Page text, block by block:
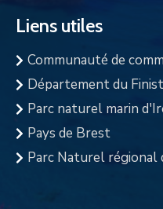
Liens utiles
Communauté de
Département du
Parc naturel marin
Pays de Brest
Parc Naturel régional